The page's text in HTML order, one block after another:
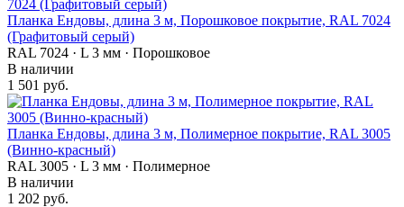
Планка Ендовы, длина 3 м, Порошковое покрытие, RAL 7024
(Графитовый серый)
RAL 7024 · L 3 мм · Порошковое
В наличии
1 501 руб.
Планка Ендовы, длина 3 м, Полимерное покрытие, RAL 3005
(Винно-красный)
RAL 3005 · L 3 мм · Полимерное
В наличии
1 202 руб.